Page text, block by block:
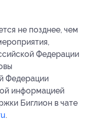
не позднее, чем
Федерации
Федерации
информацией
Биглион в чате
.